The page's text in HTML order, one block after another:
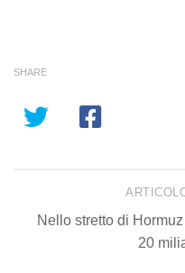
SHARE
Nello stretto di
20